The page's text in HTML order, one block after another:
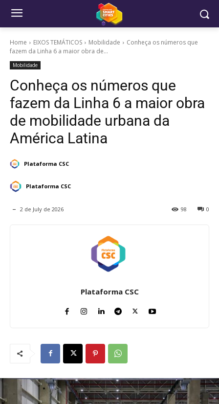
Home EIXOS TEMÁTICOS Mobilidade
Conheça os números que
fazem da Linha 6 a maior obra de...
Mobilidade
Conheça os números que
fazem da Linha 6 a maior obra
de mobilidade urbana da
América Latina
Plataforma CSC
Plataforma CSC
2 de July de 2026 0
98
Plataforma CSC